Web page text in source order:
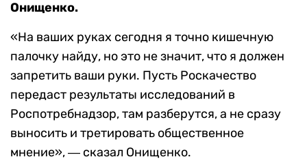
Онищенко.
«На ваших руках сегодня я точно кишечную
палочку найду, но это не значит, что я должен
запретить ваши руки. Пусть Роскачество
передаст результаты исследований в
Роспотребнадзор, там разберутся, а не сразу
выносить и третировать общественное
мнение», ― сказал Онищенко.